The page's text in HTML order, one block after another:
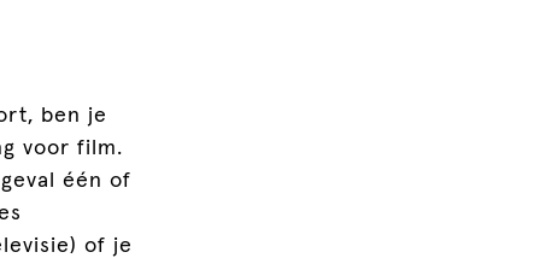
ben je
voor film.
één of
of je